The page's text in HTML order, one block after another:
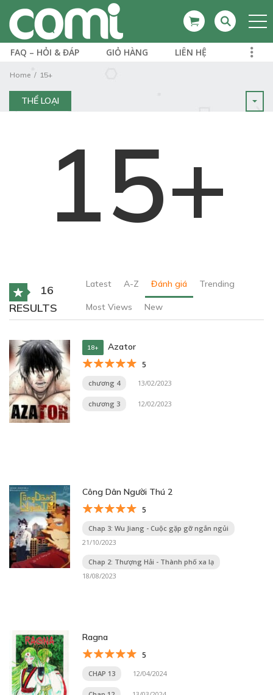
FAQ – HỎI & ĐÁP GIỎ HÀNG LIÊN HỆ
Home 15+
THỂ LOẠI
15+
16
RESULTS
Latest A-Z Đánh giá Trending
Most Views New
18+ Azator
5
chương 4 13/02/2023
chương 3 12/02/2023
Công Dân Người Thú 2
5
Chap 3: Wu Jiang - Cuộc gặp gỡ ngắn ngủi
21/10/2023
Chap 2: Thượng Hải - Thành phố xa lạ
18/08/2023
Ragna
5
CHAP 13 12/04/2024